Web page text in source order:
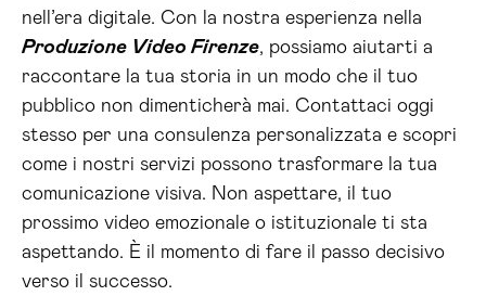
nell’era digitale. Con la nostra esperienza nella
Produzione Video Firenze, possiamo aiutarti a
raccontare la tua storia in un modo che il tuo
pubblico non dimenticherà mai. Contattaci oggi
stesso per una consulenza personalizzata e scopri
come i nostri servizi possono trasformare la tua
comunicazione visiva. Non aspettare, il tuo
prossimo video emozionale o istituzionale ti sta
aspettando. È il momento di fare il passo decisivo
verso il successo.